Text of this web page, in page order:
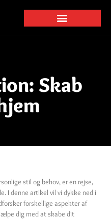
Skab
stil og behov, er en rejse,
I denne artikel vil vi dykke ned i
forskellige aspekter af
dig med at skabe dit